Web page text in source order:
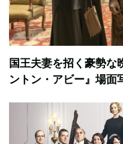
国王夫妻を招く豪勢
ントン・アビー』場面